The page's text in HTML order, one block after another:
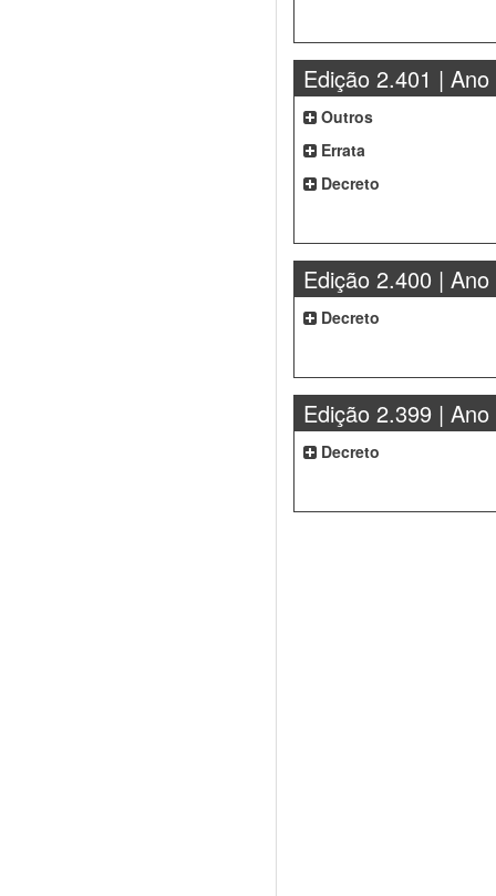
Edição 2.401 | Ano
Outros
Errata
Decreto
Edição 2.400 | Ano
Decreto
Edição 2.399 | Ano
Decreto